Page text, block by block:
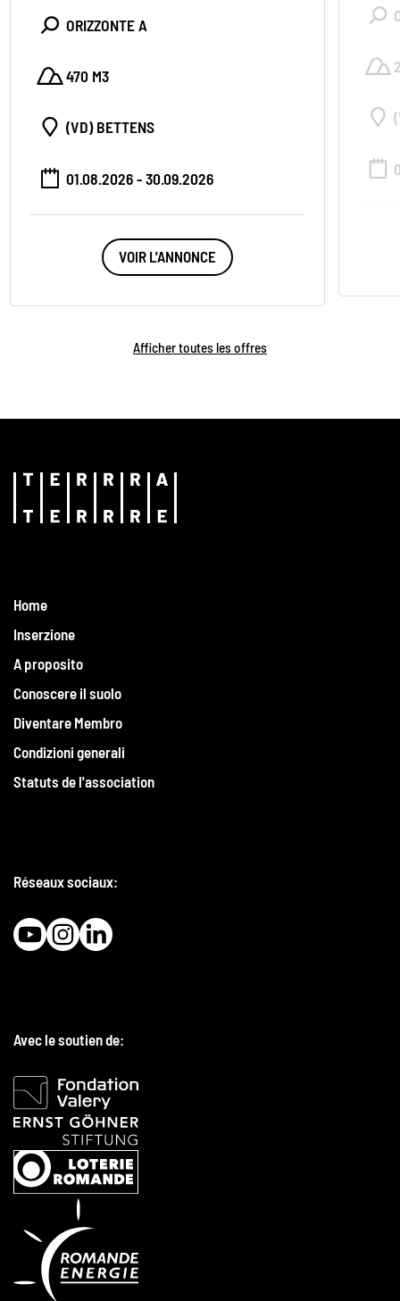
ORIZZONTE A
470 M3
(VD) BETTENS
01.08.2026 - 30.09.2026
VOIR L'ANNONCE
Afficher toutes les offres
Home
Inserzione
A proposito
Conoscere il suolo
Diventare Membro
Condizioni generali
Statuts de l'association
Réseaux sociaux:
Avec le soutien de: